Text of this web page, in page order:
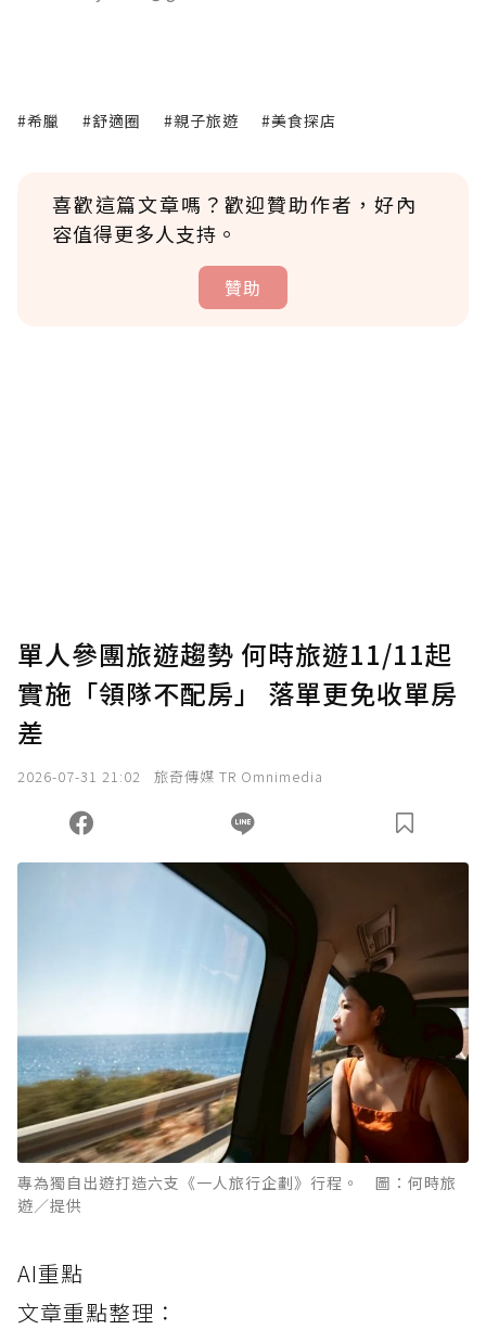
#希臘 #舒適圈 #親子旅遊 #美食探店
喜歡這篇文章嗎？歡迎贊助作者，好內
容值得更多人支持。
贊助
確認送出
您當前剩餘 U 利點數：0點；前往 購買點數
單人參團旅遊趨勢 何時旅遊11/11起
實施「領隊不配房」 落單更免收單房
差
2026-07-31 21:02 旅奇傳媒 TR Omnimedia
專為獨自出遊打造六支《一人旅行企劃》行程。 圖：何時旅
遊／提供
AI重點
文章重點整理：